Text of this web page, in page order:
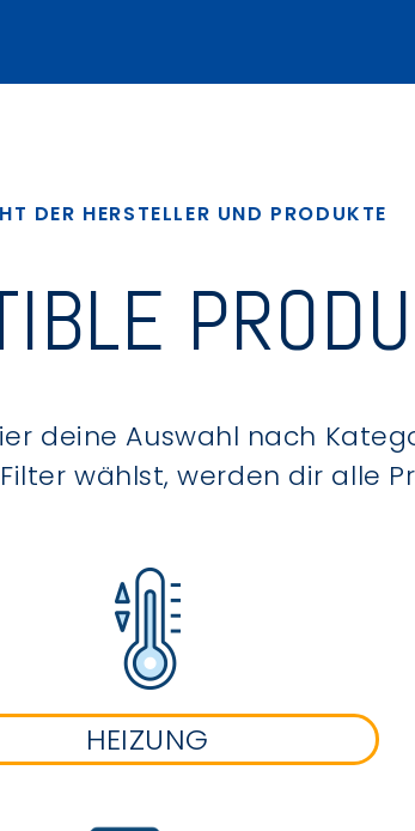
DER HERSTELLER UND PRODUKTE
deine Auswahl nach
wählst, werden dir alle
HEIZUNG